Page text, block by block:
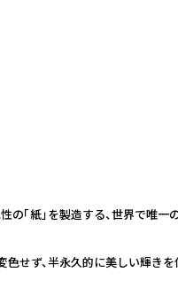
「紙」を製造する、世界で
色せず、半永久的に美しい輝き